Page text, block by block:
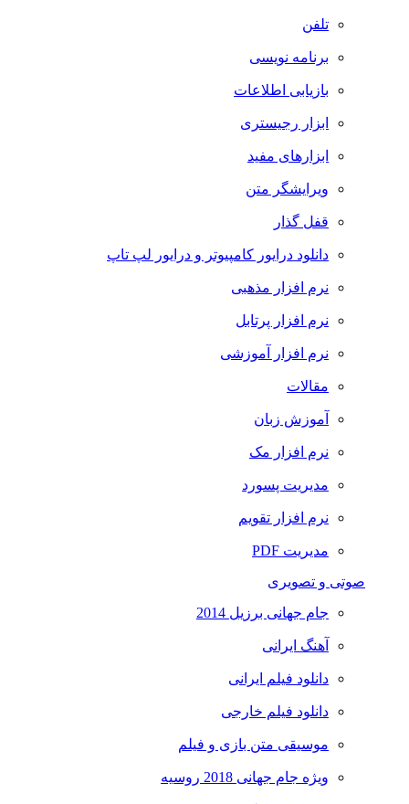
تلفن
برنامه نویسی
بازیابی اطلاعات
ابزار رجیستری
ابزارهای مفید
ویرایشگر متن
قفل گذار
دانلود درایور کامپیوتر و درایور لپ تاپ
نرم افزار مذهبی
نرم افزار پرتابل
نرم افزار آموزشی
مقالات
آموزش زبان
نرم افزار مک
مدیریت پسورد
نرم افزار تقویم
مدیریت PDF
صوتی و تصویری
جام جهانی برزیل 2014
آهنگ ایرانی
دانلود فیلم ایرانی
دانلود فیلم خارجی
موسیقی متن بازی و فیلم
ویژه جام جهانی 2018 روسیه